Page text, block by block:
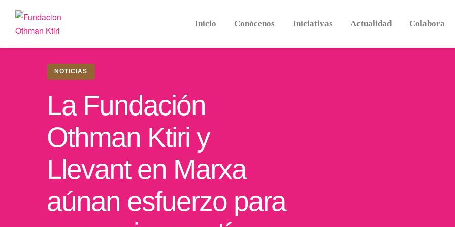
Inicio Conócenos Iniciativas Actualidad Colabora
NOTICIAS
La Fundación
Othman Ktiri y
Llevant en Marxa
aúnan esfuerzo para